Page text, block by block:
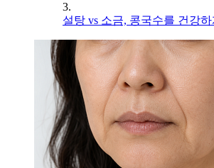
3.
설탕 vs 소금, 콩국수를 건강